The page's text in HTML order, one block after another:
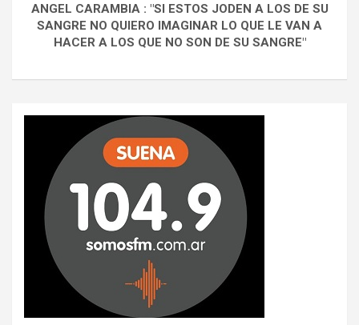
ANGEL CARAMBIA : "SI ESTOS JODEN A LOS DE SU
SANGRE NO QUIERO IMAGINAR LO QUE LE VAN A
HACER A LOS QUE NO SON DE SU SANGRE"